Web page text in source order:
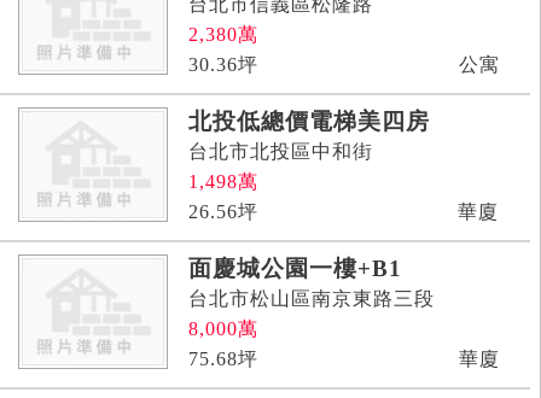
台北市信義區松隆路
2,380萬
30.36坪 公寓
北投低總價電梯美四房
台北市北投區中和街
1,498萬
26.56坪 華廈
面慶城公園一樓+B1
台北市松山區南京東路三段
8,000萬
75.68坪 華廈